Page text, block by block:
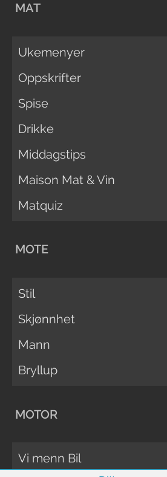
MAT
Ukemenyer
Oppskrifter
Spise
Drikke
Middagstips
Maison Mat & Vin
Matquiz
MOTE
Stil
Skjønnhet
Mann
Bryllup
MOTOR
Vi menn Bil